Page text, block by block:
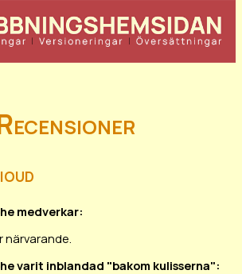
medverkar:
närvarande.
varit inblandad "bakom kulisserna":